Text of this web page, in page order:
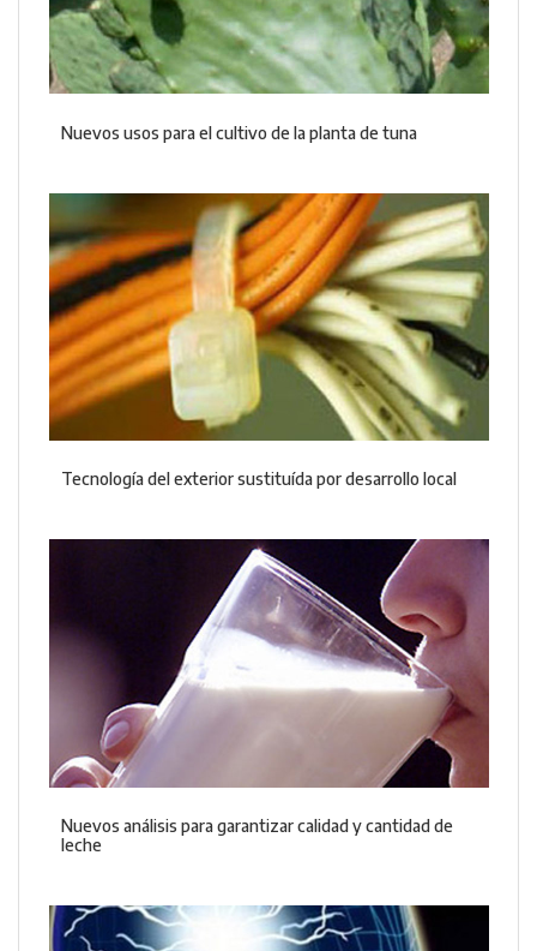
Nuevos usos para el cultivo de la planta de tuna
Tecnología del exterior sustituída por desarrollo local
Nuevos análisis para garantizar calidad y cantidad de
leche